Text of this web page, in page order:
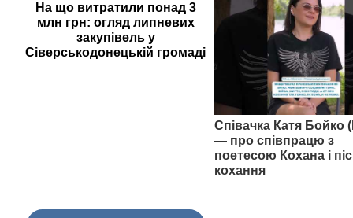
На що витратили понад 3
млн грн: огляд липневих
закупівель у
Сіверськодонецькій громаді
Співачка Катя Бойко
— про співпрацю з
поетесою Кохана і
кохання